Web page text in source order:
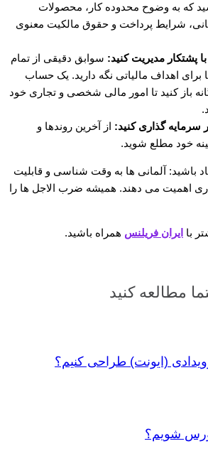
که به وضوح محدوده کار، محصولات
شرایط پرداخت و حقوق مالکیت معنوی
پشتکار مدیریت کنید: سوابق دقیقی از تمام
برای اهداف مالیاتی نگه دارید. یک حساب
باز کنید تا امور مالی شخصی و تجاری خود
سرمایه گذاری کنید: از آخرین روندها و
خود مطلع شوید.
باشید: آلمانی ها به وقت شناسی و قابلیت
اهمیت می دهند. همیشه ضرب الاجل ها را
با ایران فریلنس همراه باشید.
مطالعه کنید
(ایونت) طراحی کنیم؟
شویم؟